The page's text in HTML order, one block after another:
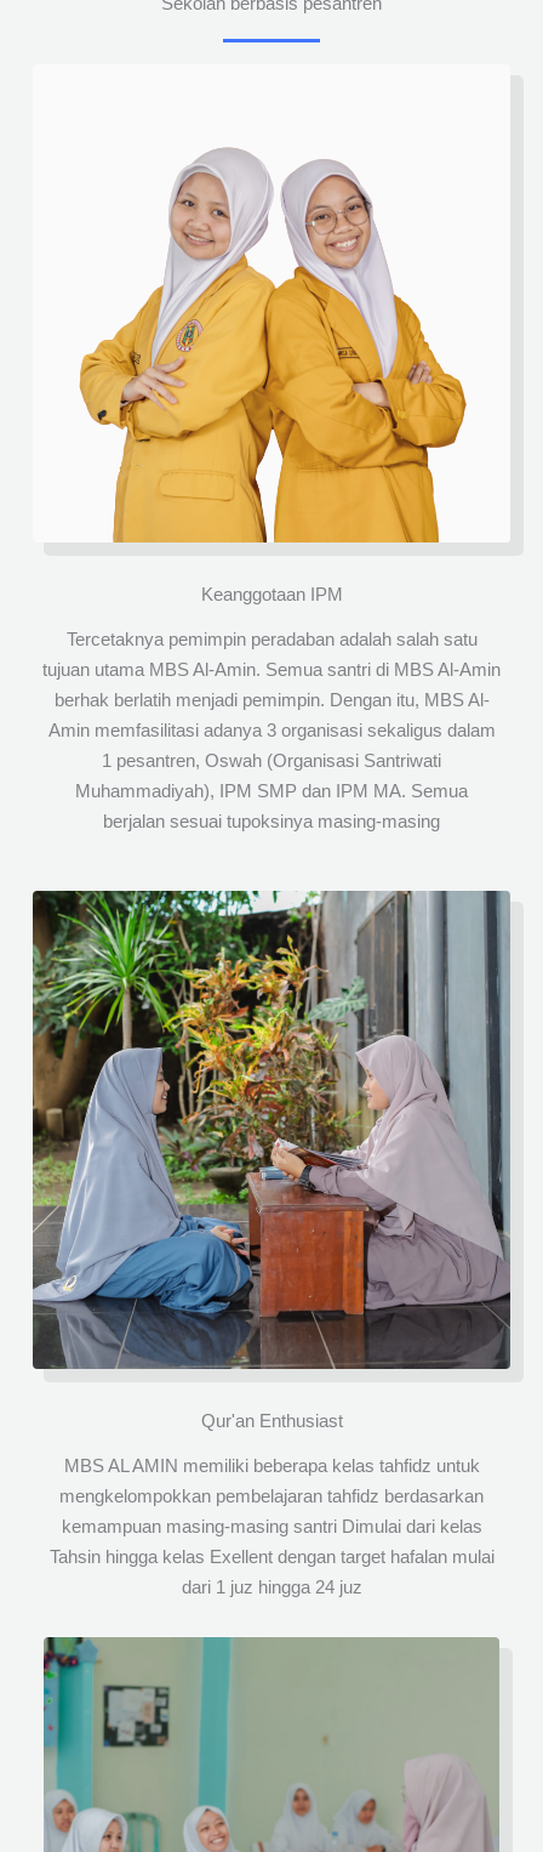
Keanggotaan IPM
Tercetaknya pemimpin peradaban adalah salah satu
tujuan utama MBS Al-Amin. Semua santri di MBS Al-Amin
berhak berlatih menjadi pemimpin. Dengan itu, MBS Al-
Amin memfasilitasi adanya 3 organisasi sekaligus dalam
1 pesantren, Oswah (Organisasi Santriwati
Muhammadiyah), IPM SMP dan IPM MA. Semua
berjalan sesuai tupoksinya masing-masing
Qur'an Enthusiast
MBS AL AMIN memiliki beberapa kelas tahfidz untuk
mengkelompokkan pembelajaran tahfidz berdasarkan
kemampuan masing-masing santri Dimulai dari kelas
Tahsin hingga kelas Exellent dengan target hafalan mulai
dari 1 juz hingga 24 juz